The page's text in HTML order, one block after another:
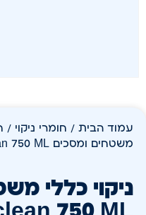
עמוד הבית / חומרי ניקוי /
משטחים ומסכים Tanet Multiclean 750 ML אקולוגי מאש
ניקוי כללי